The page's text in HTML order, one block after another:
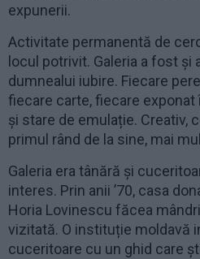
expunerii.
Activitate permanentă de
locul potrivit. Galeria a fost și
dumnealui iubire. Fiecare
fiecare carte, fiecare
și stare de emulație. Creativ,
primul rând de la sine, mai
Galeria era tânără și
interes. Prin anii ʼ70, casa
Horia Lovinescu făcea
vizitată. O instituție moldavă
cuceritoare cu un ghid care